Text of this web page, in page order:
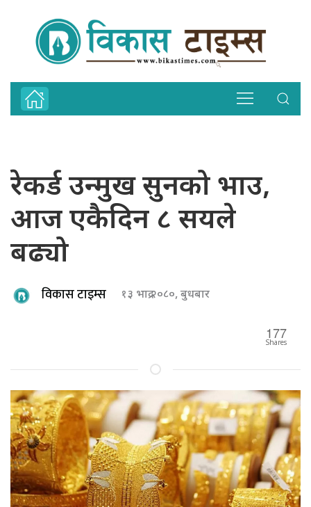
रेकर्ड उन्मुख सुनको भाउ,
आज एकैदिन ८ सयले
बढ्यो
विकास टाइम्स १३ भाद्र २०८०, बुधबार
177
Shares